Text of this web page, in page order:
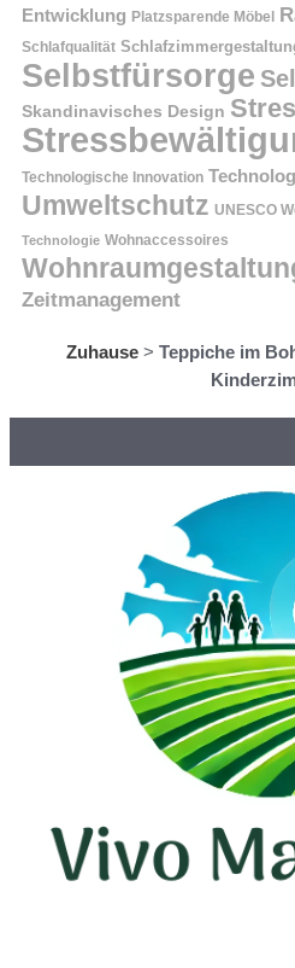
Entwicklung Platzsparende Möbel
Schlafqualität
Selbstfürsorge
Skandinavisches Design
Technologische Innovation
Umweltschutz UNESCO
Technologie Wohnaccessoires
Zeitmanagement
Zuhause> Teppiche im